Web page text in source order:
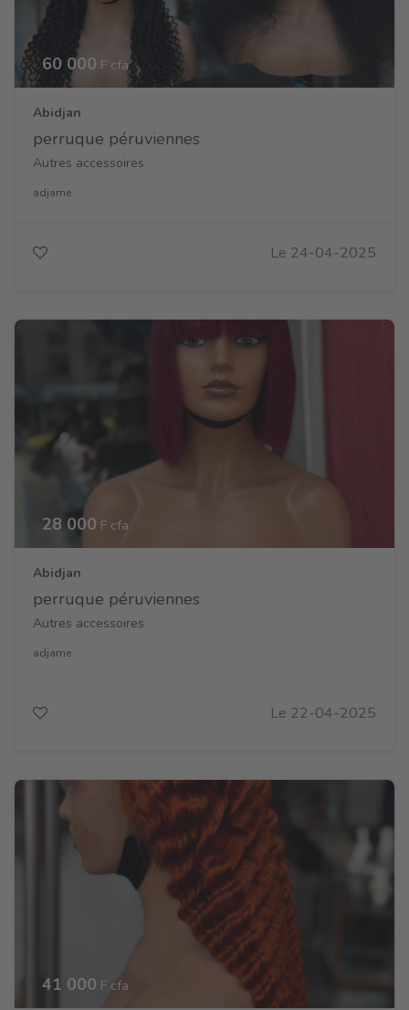
60 000 F cfa
Abidjan
perruque péruviennes
Autres accessoires
adjame
Le 24-04-2025
28 000 F cfa
Abidjan
perruque péruviennes
Autres accessoires
adjame
Le 22-04-2025
41 000 F cfa